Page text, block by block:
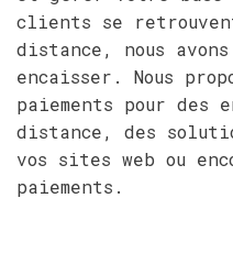
clients se
distance, nous
encaisser. Nous
paiements pour des
distance, des
vos sites web ou
paiements.